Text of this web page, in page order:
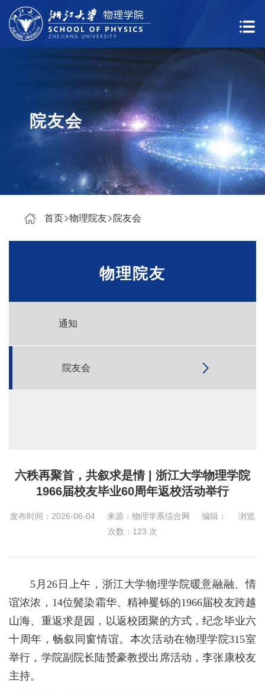
院友会
首页 物理院友 院友会
物理院友
通知
院友会
六秩再聚首，共叙求是情 | 浙江大学物理学院
1966届校友毕业60周年返校活动举行
发布时间：2026-06-04 来源：物理学系综合网 编辑：
浏览
次数： 123 次
5月26日上午，浙江大学物理学院暖意融融、情
谊浓浓，14位鬓染霜华、精神矍铄的1966届校友跨越
山海、重返求是园，以返校团聚的方式，纪念毕业六
十周年，畅叙同窗情谊。本次活动在物理学院315室
举行，学院副院长陆赟豪教授出席活动，李张康校友
主持。